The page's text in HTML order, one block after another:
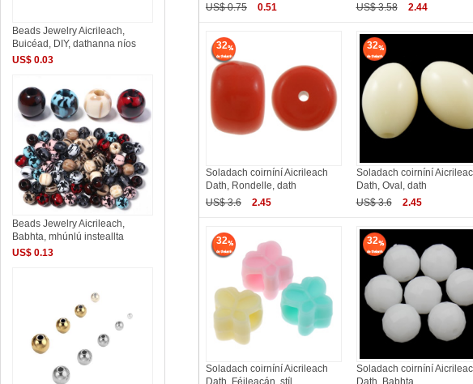
US$ 0.75
0.51
US$ 3.58
2.44
32
Soladach coirníní Aicrileach
Dath, Rondelle, dath
US$ 3.6
2.45
32
Soladach coirníní
Dath, Oval, dath
US$ 3.6
2.45
32
Soladach coirníní Aicrileach
Dath, Féileacán, stíl
32
Soladach coirníní
Dath, Babhta,
Beads Jewelry Aicrileach,
Buicéad, DIY, dathanna níos
US$ 0.03
Beads Jewelry Aicrileach,
Babhta, mhúnlú insteallta
US$ 0.13